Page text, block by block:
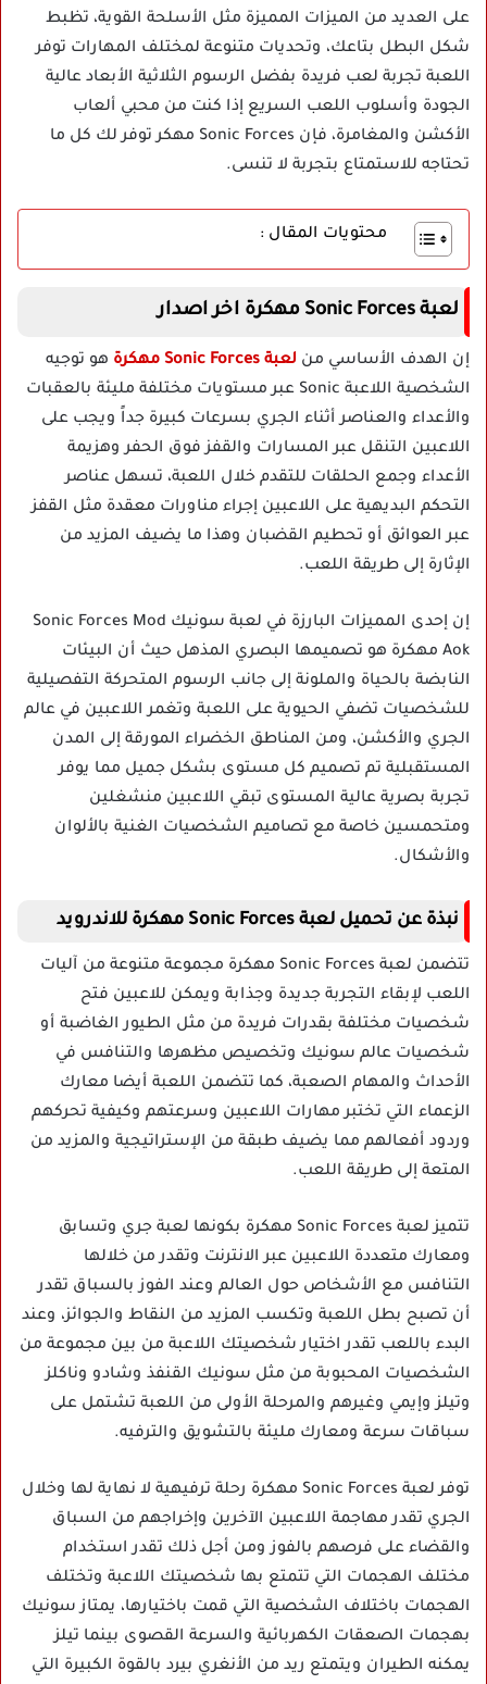
على العديد من الميزات المميزة مثل الأسلحة القوية، تظبط
شكل البطل بتاعك، وتحديات متنوعة لمختلف المهارات توفر
اللعبة تجربة لعب فريدة بفضل الرسوم الثلاثية الأبعاد عالية
الجودة وأسلوب اللعب السريع إذا كنت من محبي ألعاب
الأكشن والمغامرة، فإن Sonic Forces مهكر توفر لك كل ما
تحتاجه للاستمتاع بتجربة لا تنسى.
محتويات المقال :
لعبة Sonic Forces مهكرة اخر اصدار
إن الهدف الأساسي من لعبة Sonic Forces مهكرة
هو توجيه
الشخصية اللاعبة Sonic عبر مستويات مختلفة مليئة بالعقبات
والأعداء والعناصر أثناء الجري بسرعات كبيرة جداً ويجب على
اللاعبين التنقل عبر المسارات والقفز فوق الحفر وهزيمة
الأعداء وجمع الحلقات للتقدم خلال اللعبة، تسهل عناصر
التحكم البديهية على اللاعبين إجراء مناورات معقدة مثل القفز
عبر العوائق أو تحطيم القضبان وهذا ما يضيف المزيد من
الإثارة إلى طريقة اللعب.
إن إحدى المميزات البارزة في لعبة سونيك Sonic Forces Mod
Aok مهكرة هو تصميمها البصري المذهل حيث أن البيئات
النابضة بالحياة والملونة إلى جانب الرسوم المتحركة التفصيلية
للشخصيات تضفي الحيوية على اللعبة وتغمر اللاعبين في عالم
الجري والأكشن، ومن المناطق الخضراء المورقة إلى المدن
المستقبلية تم تصميم كل مستوى بشكل جميل مما يوفر
تجربة بصرية عالية المستوى تبقي اللاعبين منشغلين
ومتحمسين خاصة مع تصاميم الشخصيات الغنية بالألوان
والأشكال.
نبذة عن تحميل لعبة Sonic Forces مهكرة للاندرويد
تتضمن لعبة Sonic Forces مهكرة مجموعة متنوعة من آليات
اللعب لإبقاء التجربة جديدة وجذابة ويمكن للاعبين فتح
شخصيات مختلفة بقدرات فريدة من مثل الطيور الغاضبة أو
شخصيات عالم سونيك وتخصيص مظهرها والتنافس في
الأحداث والمهام الصعبة، كما تتضمن اللعبة أيضا معارك
الزعماء التي تختبر مهارات اللاعبين وسرعتهم وكيفية تحركهم
وردود أفعالهم مما يضيف طبقة من الإستراتيجية والمزيد من
المتعة إلى طريقة اللعب.
تتميز لعبة Sonic Forces مهكرة بكونها لعبة جري وتسابق
ومعارك متعددة اللاعبين عبر الانترنت وتقدر من خلالها
التنافس مع الأشخاص حول العالم وعند الفوز بالسباق تقدر
أن تصبح بطل اللعبة وتكسب المزيد من النقاط والجوائز، وعند
البدء باللعب تقدر اختيار شخصيتك اللاعبة من بين مجموعة من
الشخصيات المحبوبة من مثل سونيك القنفذ وشادو وناكلز
وتيلز وإيمي وغيرهم والمرحلة الأولى من اللعبة تشتمل على
سباقات سرعة ومعارك مليئة بالتشويق والترفيه.
توفر لعبة Sonic Forces مهكرة رحلة ترفيهية لا نهاية لها وخلال
الجري تقدر مهاجمة اللاعبين الآخرين وإخراجهم من السباق
والقضاء على فرصهم بالفوز ومن أجل ذلك تقدر استخدام
مختلف الهجمات التي تتمتع بها شخصيتك اللاعبة وتختلف
الهجمات باختلاف الشخصية التي قمت باختيارها، يمتاز سونيك
بهجمات الصعقات الكهربائية والسرعة القصوى بينما تيلز
يمكنه الطيران ويتمتع ريد من الأنغري بيرد بالقوة الكبيرة التي